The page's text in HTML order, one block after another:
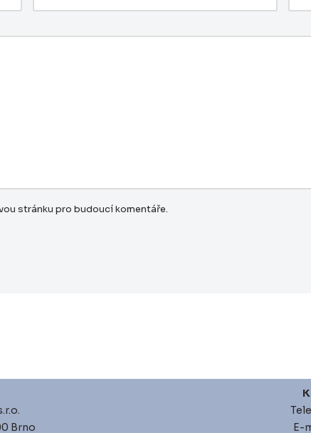
stránku pro budoucí komentáře.
Brno
E-